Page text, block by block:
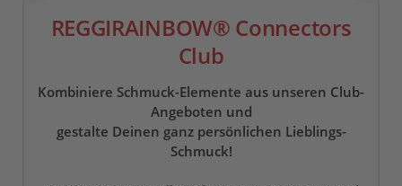
REGGIRAINBOW® Connectors
Club
Kombiniere Schmuck-Elemente aus unseren Club-
Angeboten und
gestalte Deinen ganz persönlichen Lieblings-
Schmuck!